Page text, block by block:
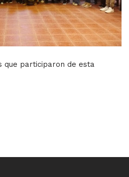
que participaron de esta